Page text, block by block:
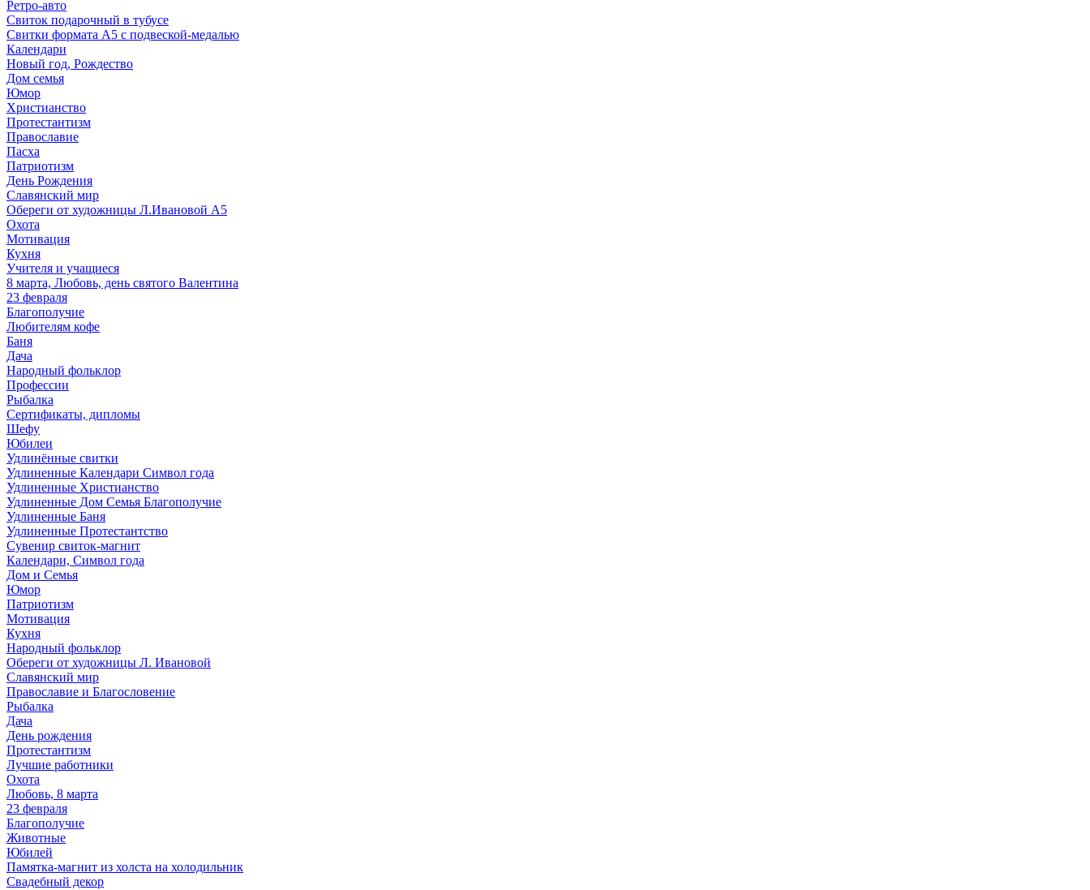
Ретро-авто
Свиток подарочный в тубусе
Свитки формата А5 с подвеской-медалью
Календари
Новый год, Рождество
Дом семья
Юмор
Христианство
Протестантизм
Православие
Пасха
Патриотизм
День Рождения
Славянский мир
Обереги от художницы Л.Ивановой А5
Охота
Мотивация
Кухня
Учителя и учащиеся
8 марта, Любовь, день святого Валентина
23 февраля
Благополучие
Любителям кофе
Баня
Дача
Народный фольклор
Профессии
Рыбалка
Сертификаты, дипломы
Шефу
Юбилеи
Удлинённые свитки
Удлиненные Календари Символ года
Удлиненные Христианство
Удлиненные Дом Семья Благополучие
Удлиненные Баня
Удлиненные Протестантство
Сувенир свиток-магнит
Календари, Символ года
Дом и Семья
Юмор
Патриотизм
Мотивация
Кухня
Народный фольклор
Обереги от художницы Л. Ивановой
Славянский мир
Православие и Благословение
Рыбалка
Дача
День рождения
Протестантизм
Лучшие работники
Охота
Любовь, 8 марта
23 февраля
Благополучие
Животные
Юбилей
Памятка-магнит из холста на холодильник
Свадебный декор